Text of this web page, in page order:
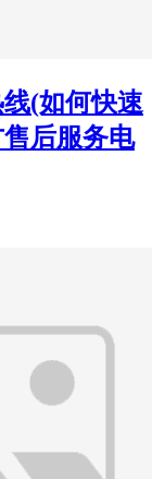
(如何快速
后服务电